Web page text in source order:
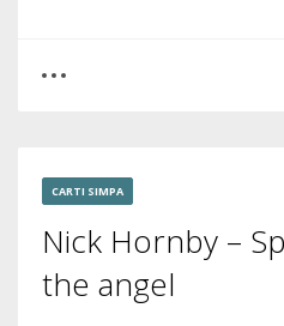
3884
CARTI SIMPA
Nick Hornby –
the angel